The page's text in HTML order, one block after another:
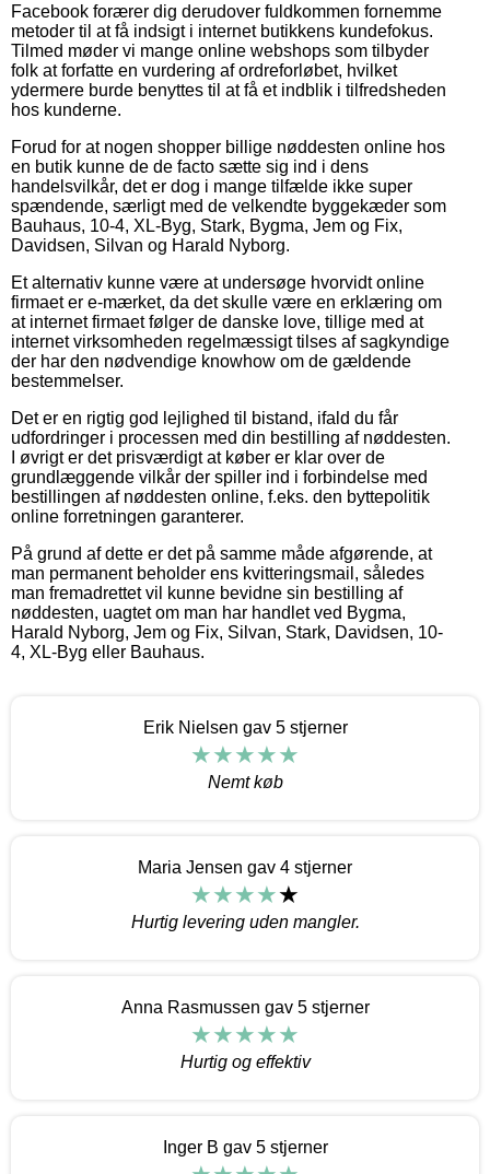
Facebook forærer dig derudover fuldkommen fornemme
metoder til at få indsigt i internet butikkens kundefokus.
Tilmed møder vi mange online webshops som tilbyder
folk at forfatte en vurdering af ordreforløbet, hvilket
ydermere burde benyttes til at få et indblik i tilfredsheden
hos kunderne.
Forud for at nogen shopper billige nøddesten online hos
en butik kunne de de facto sætte sig ind i dens
handelsvilkår, det er dog i mange tilfælde ikke super
spændende, særligt med de velkendte byggekæder som
Bauhaus, 10-4, XL-Byg, Stark, Bygma, Jem og Fix,
Davidsen, Silvan og Harald Nyborg.
Et alternativ kunne være at undersøge hvorvidt online
firmaet er e-mærket, da det skulle være en erklæring om
at internet firmaet følger de danske love, tillige med at
internet virksomheden regelmæssigt tilses af sagkyndige
der har den nødvendige knowhow om de gældende
bestemmelser.
Det er en rigtig god lejlighed til bistand, ifald du får
udfordringer i processen med din bestilling af nøddesten.
I øvrigt er det prisværdigt at køber er klar over de
grundlæggende vilkår der spiller ind i forbindelse med
bestillingen af nøddesten online, f.eks. den byttepolitik
online forretningen garanterer.
På grund af dette er det på samme måde afgørende, at
man permanent beholder ens kvitteringsmail, således
man fremadrettet vil kunne bevidne sin bestilling af
nøddesten, uagtet om man har handlet ved Bygma,
Harald Nyborg, Jem og Fix, Silvan, Stark, Davidsen, 10-
4, XL-Byg eller Bauhaus.
Erik Nielsen gav 5 stjerner
Nemt køb
Maria Jensen gav 4 stjerner
Hurtig levering uden mangler.
Anna Rasmussen gav 5 stjerner
Hurtig og effektiv
Inger B gav 5 stjerner